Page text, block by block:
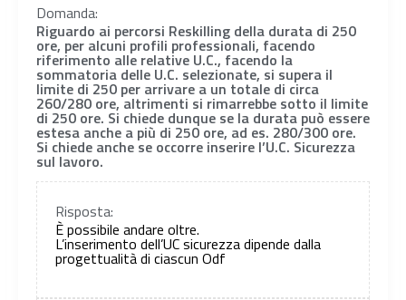
Domanda:
Riguardo ai percorsi Reskilling della durata di 250
ore, per alcuni profili professionali, facendo
riferimento alle relative U.C., facendo la
sommatoria delle U.C. selezionate, si supera il
limite di 250 per arrivare a un totale di circa
260/280 ore, altrimenti si rimarrebbe sotto il limite
di 250 ore. Si chiede dunque se la durata può essere
estesa anche a più di 250 ore, ad es. 280/300 ore.
Si chiede anche se occorre inserire l’U.C. Sicurezza
sul lavoro.
Risposta:
È possibile andare oltre.
L’inserimento dell’UC sicurezza dipende dalla
progettualità di ciascun Odf